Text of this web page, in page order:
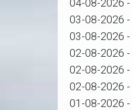
04-08-2026 -
03-08-2026 -
03-08-2026 -
02-08-2026 -
02-08-2026 -
02-08-2026 -
01-08-2026 -